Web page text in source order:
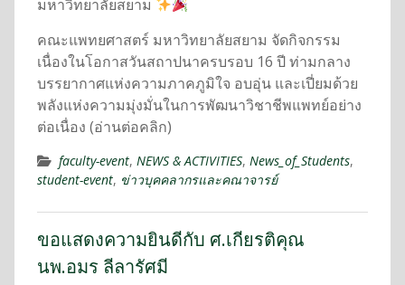
มหาวิทยาลัยสยาม
คณะแพทยศาสตร์ มหาวิทยาลัยสยาม จัดกิจกรรม
เนื่องในโอกาสวันสถาปนาครบรอบ 16 ปี ท่ามกลาง
บรรยากาศแห่งความภาคภูมิใจ อบอุ่น และเปี่ยมด้วย
พลังแห่งความมุ่งมั่นในการพัฒนาวิชาชีพแพทย์อย่าง
ต่อเนื่อง (อ่านต่อคลิก)
faculty-event, NEWS & ACTIVITIES, News_of_Students,
student-event, ข่าวบุคคลากรและคณาจารย์
ขอแสดงความยินดีกับ ศ.เกียรติคุณ
นพ.อมร ลีลารัศมี